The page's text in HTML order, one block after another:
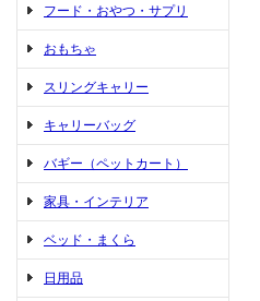
フード・おやつ・サプリ
おもちゃ
スリングキャリー
キャリーバッグ
バギー（ペットカート）
家具・インテリア
ベッド・まくら
日用品